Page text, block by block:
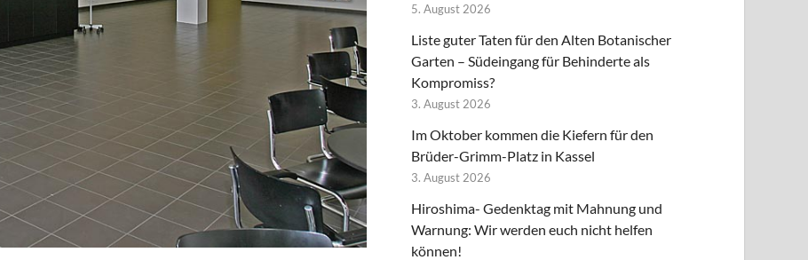
5. August 2026
Liste guter Taten für den Alten Botanischer
Garten – Südeingang für Behinderte als
Kompromiss?
3. August 2026
Im Oktober kommen die Kiefern für den
Brüder-Grimm-Platz in Kassel
3. August 2026
Hiroshima- Gedenktag mit Mahnung und
Warnung: Wir werden euch nicht helfen
können!